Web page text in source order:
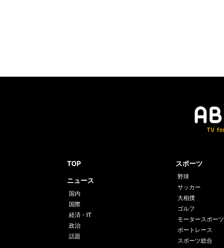
TOP
ニュース
国内
国際
経済・IT
政治
話題
スポーツ
野球
サッカー
大相撲
ゴルフ
モータースポーツ
ボートレース
スポーツ総合